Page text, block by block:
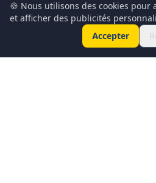
🍪 Nous utilisons des cookies pour
et afficher des publicités
Accepter